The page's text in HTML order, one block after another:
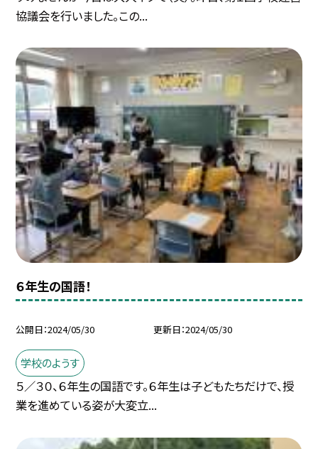
協議会を行いました。この...
６年生の国語！
公開日 2024/05/30 更新日 2024/05/30
学校のようす
５／３０、６年生の国語です。６年生は子どもたちだけで、授
業を進めている姿が大変立...